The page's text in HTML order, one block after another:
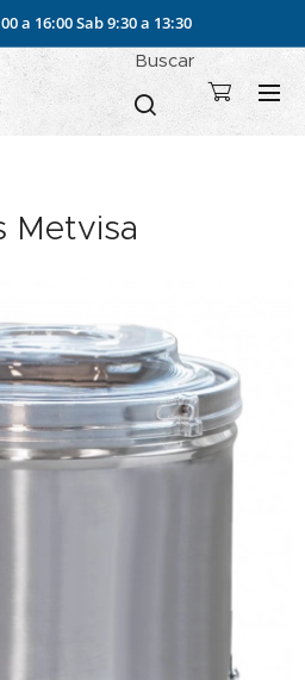
a 16:00Sab 9:30 a 13:30
Buscar
Metvisa